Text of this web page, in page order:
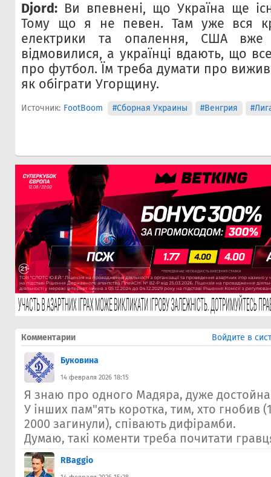
Djord: Ви впевнені, що Україна ще
Тому що я не певен. Там уже вся
електрики та опалення, США
відмовилися, а українці вдають, що
про футбол. Їм треба думати про
як обіграти Угорщину.
Источник: FootBoom #Сборная Украины #Венгрия
Комментарии Войдите в
Буковина
14 февраля 2026 18:15
Я знаю про одного Мадяра, дуже
У інших пам"ять коротка, тим, хто гнобив
2000 загинули), співають дифірамби.
Думаю, такі коменти треба почитати
RBaggio